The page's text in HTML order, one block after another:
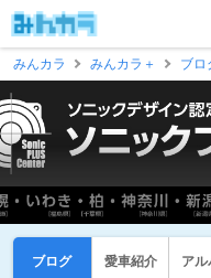
みんカラ
みんカラ＋ ブロ
ブログ 愛車紹介 アル